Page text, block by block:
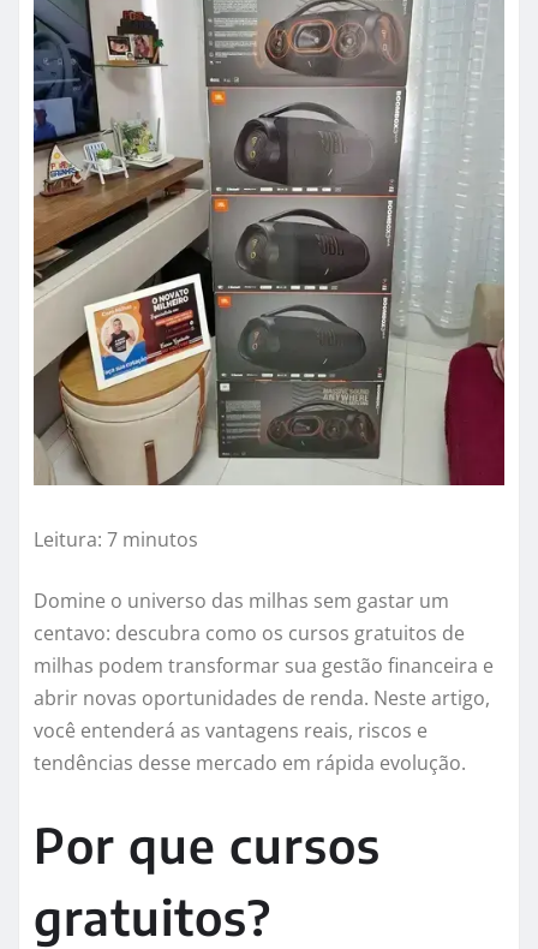
Leitura: 7 minutos
Domine o universo das milhas sem gastar um
centavo: descubra como os cursos gratuitos de
milhas podem transformar sua gestão financeira e
abrir novas oportunidades de renda. Neste artigo,
você entenderá as vantagens reais, riscos e
tendências desse mercado em rápida evolução.
Por que cursos
gratuitos?